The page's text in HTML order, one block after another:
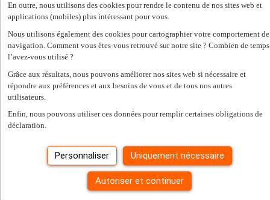
En outre, nous utilisons des cookies pour rendre le contenu de nos sites web et
applications (mobiles) plus intéressant pour vous.
Nous utilisons également des cookies pour cartographier votre comportement de
navigation. Comment vous êtes-vous retrouvé sur notre site ? Combien de temps
l’avez-vous utilisé ?
Grâce aux résultats, nous pouvons améliorer nos sites web si nécessaire et
répondre aux préférences et aux besoins de vous et de tous nos autres
utilisateurs.
Enfin, nous pouvons utiliser ces données pour remplir certaines obligations de
déclaration.
Personnaliser Uniquement nécessaire
Autoriser et continuer
Envoyer une offre d'emploi
Intérimaires
Services RH adaptés
Nos spécialisations
A propos
Nous sommes Top Employer
Devenez notre collègue
Start People Intérim
Valeurs et diversité
RGF Staffing
Sponsoring - Local Heroes
Nouvelles